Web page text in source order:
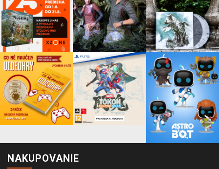
NAKUPOVANIE